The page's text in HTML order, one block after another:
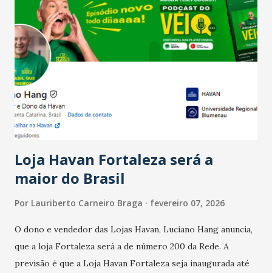
Salário para um número maior de trabalhadores, já que o
país tem a menor taxa de desemprego dos anos recentes.
Ainda segundo a Pesquisa, em novembro de 2025, 40% dos
bares e restaurantes operaram com lucro e outros 40%
registraram equilíbrio financeiro. Já o percentual de
estabelecimentos no prejuízo ficou em 19%, pouco abaixo
do observado no mês anterior. Outros 1% não existiam em
novembro. Em relação a outubro, o faturamento também
cresceu. De acordo com a pesquisa, 44% dos n...
Loja Havan Fortaleza será a
maior do Brasil
Por Lauriberto Carneiro Braga fevereiro 07, 2026
O dono e vendedor das Lojas Havan, Luciano Hang anuncia,
que a loja Fortaleza será a de número 200 da Rede. A
previsão é que a Loja Havan Fortaleza seja inaugurada até